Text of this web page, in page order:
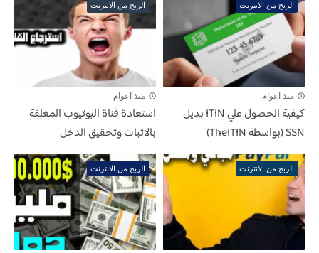
الربح من الانترنت
منذ اعوام
كيفية الحصول علي ITIN بديل
SSN (بواسطة TheITIN)
الربح من الانترنت
منذ اعوام
استعادة قناة اليوتيوب المغلقة
بالاثبات وتحقيق الدخل
الربح من الانترنت الربح من الانترنت